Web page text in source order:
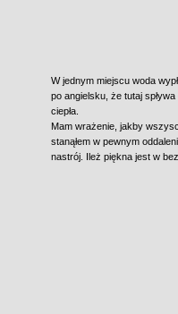
W jednym miejscu woda
po angielsku, że tutaj
ciepła.
Mam wrażenie, jakby
stanąłem w pewnym
nastrój. Ileż piękna jest w